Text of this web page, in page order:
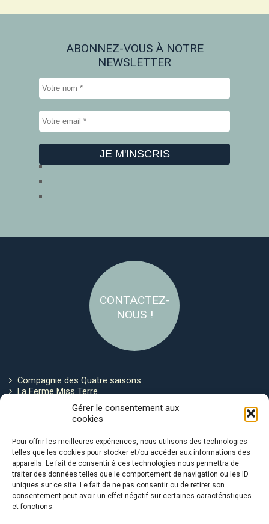
Gérer le consentement aux
cookies
Pour offrir les meilleures expériences, nous utilisons des technologies
telles que les cookies pour stocker et/ou accéder aux informations des
appareils. Le fait de consentir à ces technologies nous permettra de
traiter des données telles que le comportement de navigation ou les ID
uniques sur ce site. Le fait de ne pas consentir ou de retirer son
consentement peut avoir un effet négatif sur certaines caractéristiques
et fonctions.
ABONNEZ-VOUS À NOTRE
NEWSLETTER
CONTACTEZ-
NOUS !
Compagnie des Quatre saisons
La Ferme Miss Terre
Politique de cookies